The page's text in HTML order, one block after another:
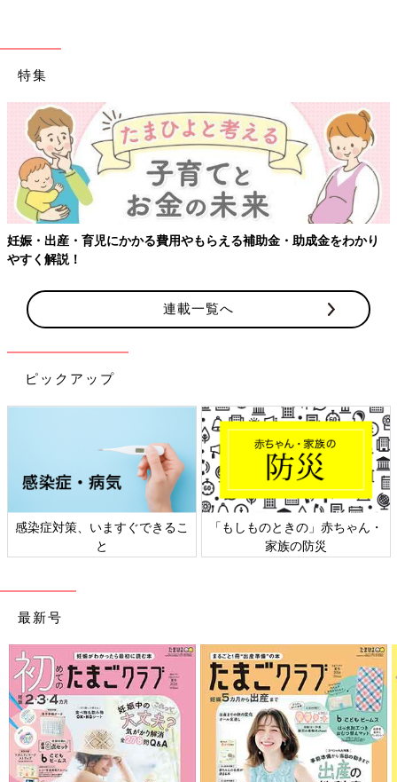
特集
妊娠・出産・育児にかかる費用やもらえる補助金・助成金をわかり
やすく解説！
連載一覧へ
ピックアップ
感染症対策、いますぐできるこ
と
「もしものときの」赤ちゃん・
家族の防災
最新号